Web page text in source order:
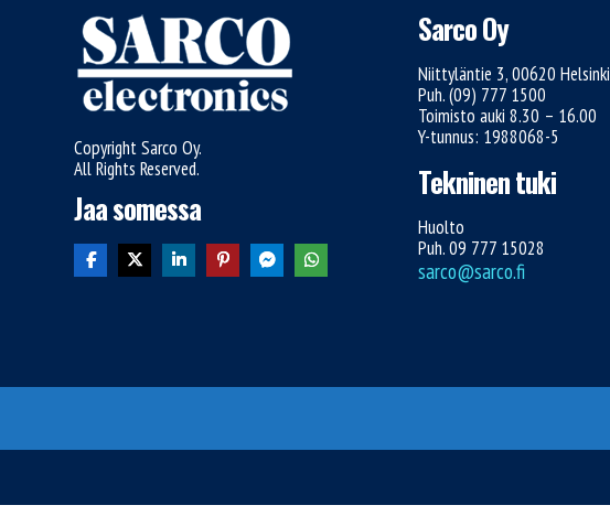
Copyright Sarco Oy.
All Rights Reserved.
Jaa somessa
Sarco Oy
Niittyläntie 3, 00620 Helsinki
Puh. (09) 777 1500
Toimisto auki 8.30 – 16.00
Y-tunnus: 1988068-5
Tekninen tuki
Huolto
Puh. 09 777 15028
sarco@sarco.fi